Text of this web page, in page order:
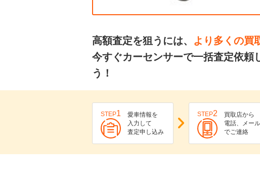
高額査定を狙うには、 より多くの買
今すぐカーセンサーで一括査定依頼
う！
STEP1
愛車情報を
入力して
査定申し込み
STEP2
買取店から
電話、メール
でご連絡